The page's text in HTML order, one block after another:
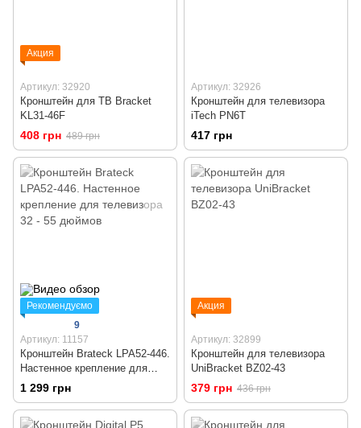
Акция
Артикул: 32920
Кронштейн для ТВ Bracket
KL31-46F
408 грн 489 грн
Артикул: 32926
Кронштейн для телевизора
iTech PN6T
417 грн
Рекомендуємо
9
Артикул: 11157
Кронштейн Brateck LPA52-446.
Настенное крепление для
телевизора 32 - 55 дюймов
1 299 грн
Акция
Артикул: 32899
Кронштейн для телевизора
UniBracket BZ02-43
379 грн 436 грн